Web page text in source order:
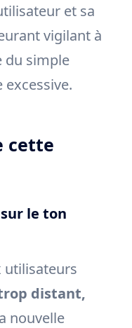
et sa
vigilant à
du simple
cette
le ton
utilisateurs
distant,
nouvelle